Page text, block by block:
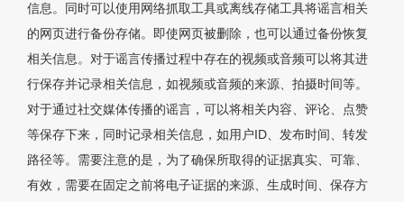
信息。同时可以使用网络抓取工具或离线存储工具将谣言相关
的网页进行备份存储。即使网页被删除，也可以通过备份恢复
相关信息。对于谣言传播过程中存在的视频或音频可以将其进
行保存并记录相关信息，如视频或音频的来源、拍摄时间等。
对于通过社交媒体传播的谣言，可以将相关内容、评论、点赞
等保存下来，同时记录相关信息，如用户ID、发布时间、转发
路径等。需要注意的是，为了确保所取得的证据真实、可靠、
有效，需要在固定之前将电子证据的来源、生成时间、保存方